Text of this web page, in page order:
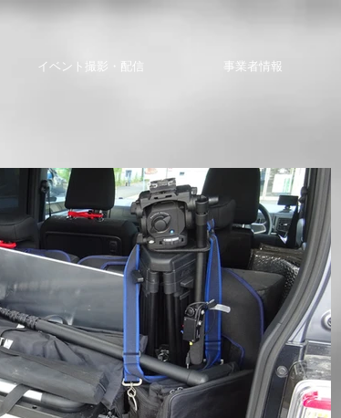
イベント撮影・配信 事業者情報